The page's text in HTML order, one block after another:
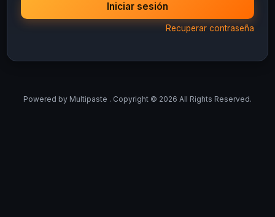
Iniciar sesión
Recuperar contraseña
Powered by Multipaste . Copyright © 2026 All Rights Reserved.